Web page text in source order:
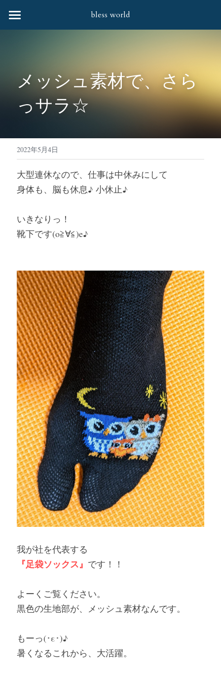
bless world
HOME
協力企業様
取扱商品
婦人バッグ・笹井源商店
婦人バッグ
財布
靴下
インナー、肌着
帽子
Mens
コスメ
食品
ジュエリー
その他、雑貨
社会貢献活動
Q&A
メッシュ素材で、さら
っサラ☆
2022年5月4日
大型連休なので、仕事は中休みにして
身体も、脳も休息♪ 小休止♪
いきなりっ！
靴下です(o≧∀≦)e♪
我が社を代表する
『足袋ソックス』 です！！
よーくご覧ください。
黒色の生地部が、メッシュ素材なんです。
もーっ(･ε･)♪
暑くなるこれから、大活躍。